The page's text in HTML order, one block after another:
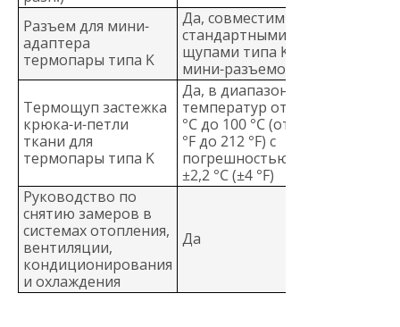
Разъем для мини-
адаптера
термопары типа K
Да, совместим со
стандартными
щупами типа K с
мини-разъемом
Термощуп застежка
крюка-и-петли
ткани для
термопары типа K
Да, в диапазоне
температур от 0
°C до 100 °C (от 32
°F до 212 °F) с
погрешностью
±2,2 °C (±4 °F)
Руководство по
снятию замеров в
системах отопления,
вентиляции,
кондиционирования
и охлаждения
Да